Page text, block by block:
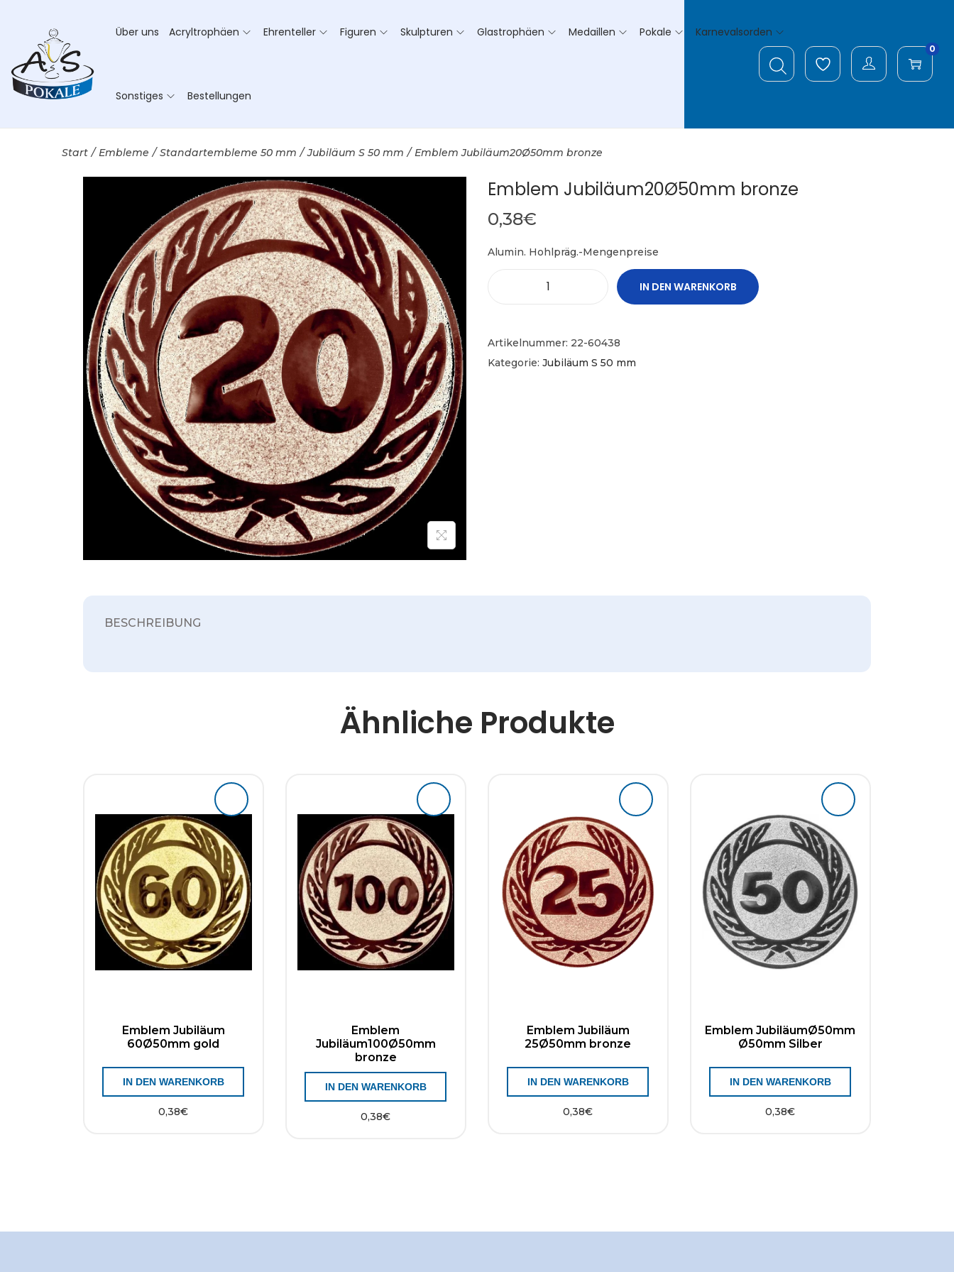
Über uns Acryltrophäen Ehrenteller Figuren Skulpturen Glastrophäen Medaillen Pokale Karnevalsorden
Sonstiges Bestellungen
0
Start / Embleme / Standartembleme 50 mm / Jubiläum S 50 mm / Emblem Jubiläum20Ø50mm bronze
Emblem Jubiläum20Ø50mm bronze
0,38€
Alumin. Hohlpräg.-Mengenpreise
IN DEN WARENKORB
Artikelnummer: 22-60438
Kategorie: Jubiläum S 50 mm
BESCHREIBUNG
Ähnliche Produkte
Emblem Jubiläum
60Ø50mm gold
0,38€
IN DEN WARENKORB
Emblem
Jubiläum100Ø50mm
bronze
0,38€
IN DEN WARENKORB
Emblem Jubiläum
25Ø50mm bronze
0,38€
IN DEN WARENKORB
Emblem JubiläumØ50mm
Ø50mm Silber
0,38€
IN DEN WARENKORB